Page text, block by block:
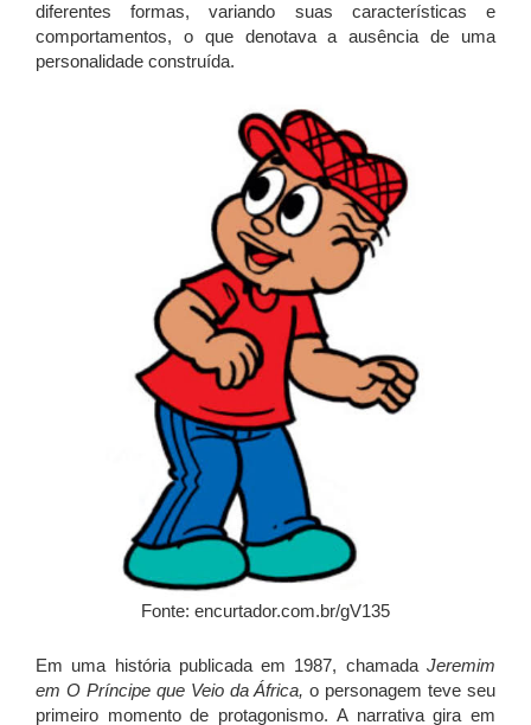
diferentes formas, variando suas características e
comportamentos, o que denotava a ausência de uma
personalidade construída.
Fonte: encurtador.com.br/gV135
Em uma história publicada em 1987, chamada Jeremim
em O Príncipe que Veio da África,o personagem teve seu
primeiro momento de protagonismo. A narrativa gira em